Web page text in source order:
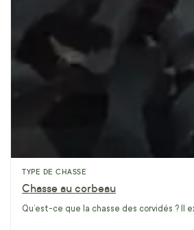
TYPE DE CHASSE
Chasse au corbeau
Qu’est-ce que la chasse des corvidés ? Il